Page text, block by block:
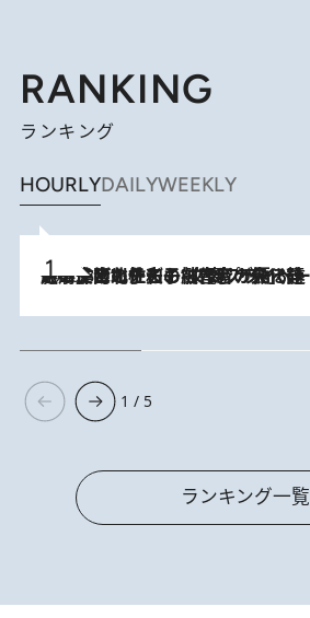
RANKING
ランキング
HOURLYDAILYWEEKLY
2026.8.3
《「文士の子ども被害者の会」発足！》阿川佐和子（72）が語る遠藤周作に北杜夫、劇作家・矢代静一の子どもたちの“文豪プライベート事件簿”
1 / 5
ランキング一覧